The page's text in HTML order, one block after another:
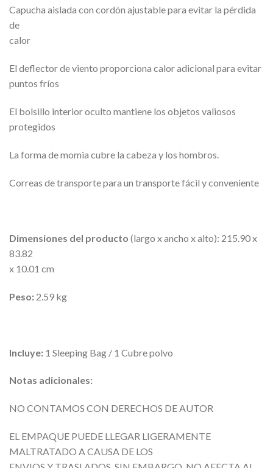
Capucha aislada con cordón ajustable para evitar la pérdida
de
calor
El deflector de viento proporciona calor adicional para evitar
puntos fríos
El bolsillo interior oculto mantiene los objetos valiosos
protegidos
La forma de momia cubre la cabeza y los hombros.
Correas de transporte para un transporte fácil y conveniente
Dimensiones del producto (largo x ancho x alto): 215.90 x
83.82
x 10.01 cm
Peso: 2.59 kg
Incluye: 1 Sleeping Bag / 1 Cubre polvo
Notas adicionales:
NO CONTAMOS CON DERECHOS DE AUTOR
EL EMPAQUE PUEDE LLEGAR LIGERAMENTE
MALTRATADO A CAUSA DE LOS